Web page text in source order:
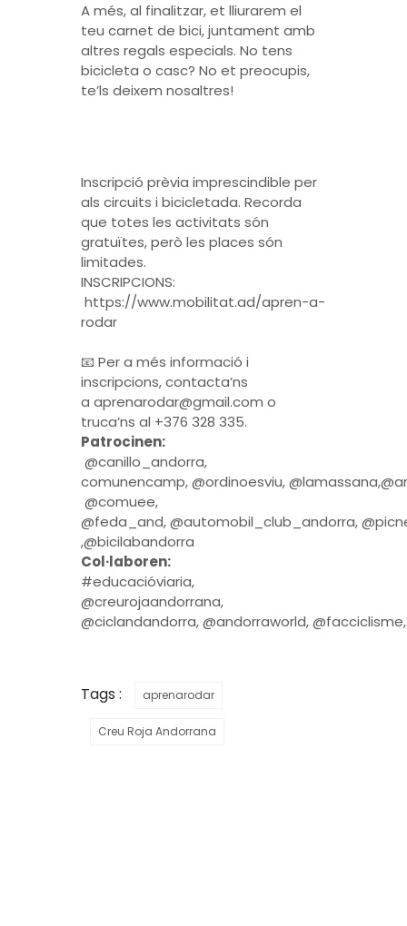
A més, al finalitzar, et lliurarem el
teu carnet de bici, juntament amb
altres regals especials. No tens
bicicleta o casc? No et preocupis,
te’ls deixem nosaltres!
Inscripció prèvia imprescindible per
als circuits i bicicletada. Recorda
que totes les activitats són
gratuïtes, però les places són
limitades.
INSCRIPCIONS:
https://www.mobilitat.ad/apren-a-
rodar
📧 Per a més informació i
inscripcions, contacta’ns
a aprenarodar@gmail.com o
truca’ns al +376 328 335.
Patrocinen:
@canillo_andorra,
comunencamp, @ordinoesviu,
@comuee,
@feda_and, @automobil_club_andorra,
,@bicilabandorra
Col·laboren:
#educacióviaria,
@creurojaandorrana,
@ciclandandorra, @andorraworld,
Tags : aprenarodar
Creu Roja Andorrana